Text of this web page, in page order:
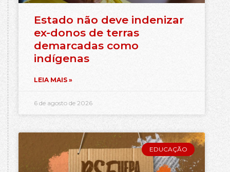
Estado não deve indenizar
ex-donos de terras
demarcadas como
indígenas
LEIA MAIS »
6 de agosto de 2026
EDUCAÇÃO